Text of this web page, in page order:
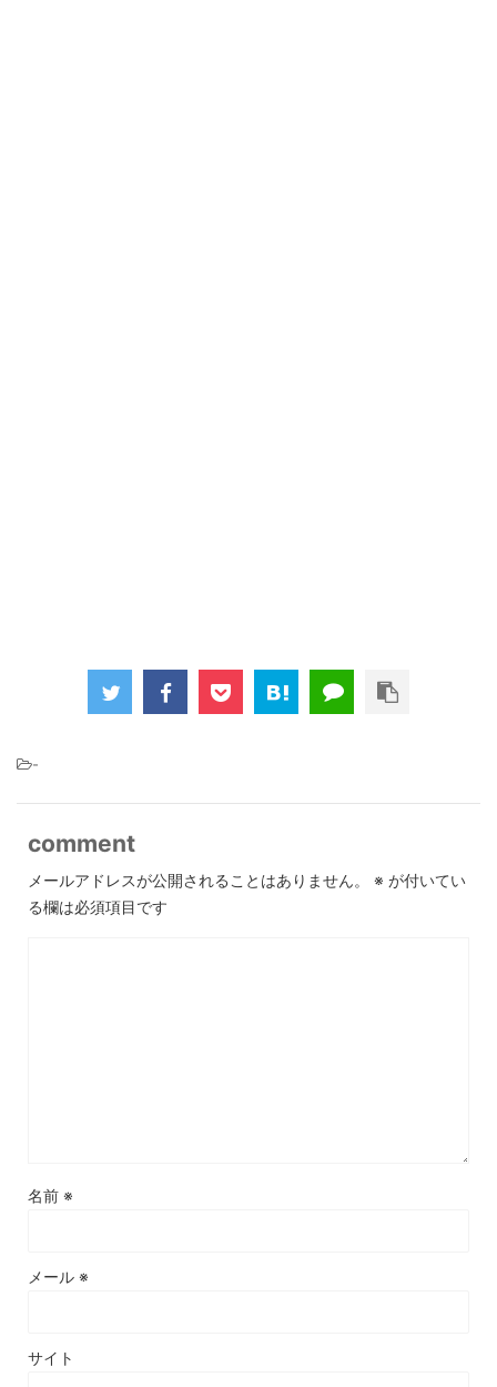
-
comment
メールアドレスが公開されることはありません。 ※ が付いてい
る欄は必須項目です
名前 ※
メール ※
サイト